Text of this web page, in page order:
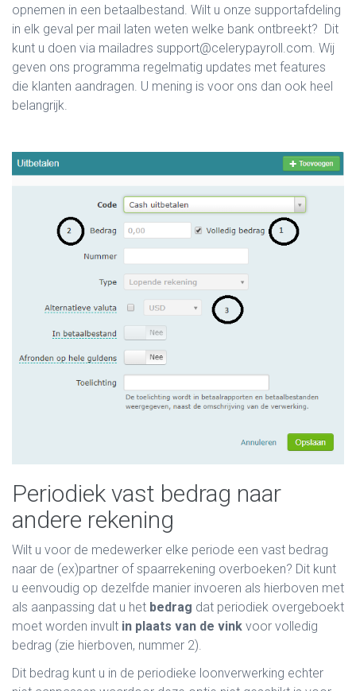
opnemen in een betaalbestand. Wilt u onze supportafdeling
in elk geval per mail laten weten welke bank ontbreekt? Dit
kunt u doen via mailadres support@celerypayroll.com. Wij
geven ons programma regelmatig updates met features
die klanten aandragen. U mening is voor ons dan ook heel
belangrijk.
Periodiek vast bedrag naar
andere rekening
Wilt u voor de medewerker elke periode een vast bedrag
naar de (ex)partner of spaarrekening overboeken? Dit kunt
u eenvoudig op dezelfde manier invoeren als hierboven met
als aanpassing dat u het bedrag dat periodiek overgeboekt
moet worden invult in plaats van de vink voor volledig
bedrag (zie hierboven, nummer 2).
Dit bedrag kunt u in de periodieke loonverwerking echter